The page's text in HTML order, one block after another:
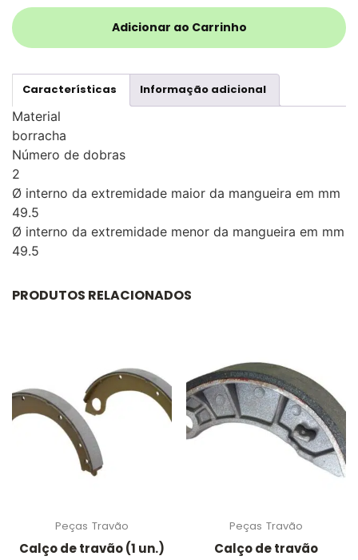
Adicionar ao Carrinho
Características Informação adicional
Material
borracha
Número de dobras
2
Ø interno da extremidade maior da mangueira em mm
49.5
Ø interno da extremidade menor da mangueira em mm
49.5
PRODUTOS RELACIONADOS
Peças Travão
Calço de travão (1 un.)
Peças Travão
Calço de travão